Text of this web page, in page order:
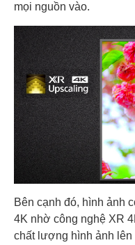
mọi nguồn vào.
Bên cạnh đó, hình ảnh
4K nhờ công nghệ XR
chất lượng hình ảnh